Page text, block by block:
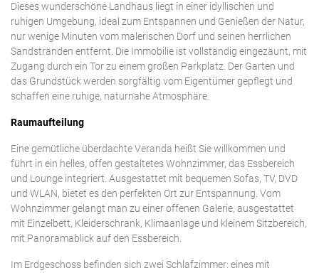
Dieses wunderschöne Landhaus liegt in einer idyllischen und
ruhigen Umgebung, ideal zum Entspannen und Genießen der Natur,
nur wenige Minuten vom malerischen Dorf und seinen herrlichen
Sandstränden entfernt. Die Immobilie ist vollständig eingezäunt, mit
Zugang durch ein Tor zu einem großen Parkplatz. Der Garten und
das Grundstück werden sorgfältig vom Eigentümer gepflegt und
schaffen eine ruhige, naturnahe Atmosphäre.
Raumaufteilung
Eine gemütliche überdachte Veranda heißt Sie willkommen und
führt in ein helles, offen gestaltetes Wohnzimmer, das Essbereich
und Lounge integriert. Ausgestattet mit bequemen Sofas, TV, DVD
und WLAN, bietet es den perfekten Ort zur Entspannung. Vom
Wohnzimmer gelangt man zu einer offenen Galerie, ausgestattet
mit Einzelbett, Kleiderschrank, Klimaanlage und kleinem Sitzbereich,
mit Panoramablick auf den Essbereich.
Im Erdgeschoss befinden sich zwei Schlafzimmer: eines mit